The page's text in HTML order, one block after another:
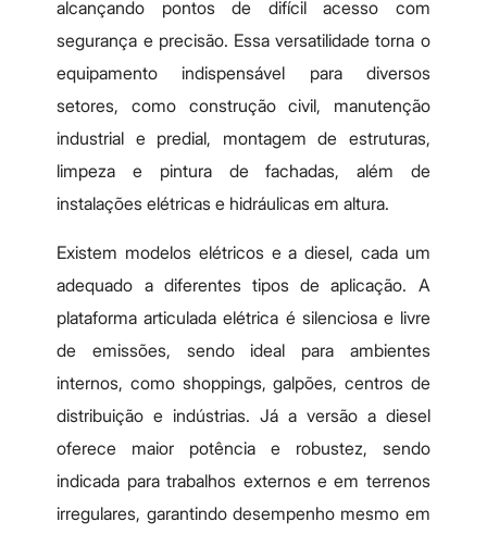
alcançando pontos de difícil acesso com
segurança e precisão. Essa versatilidade torna o
equipamento indispensável para diversos
setores, como construção civil, manutenção
industrial e predial, montagem de estruturas,
limpeza e pintura de fachadas, além de
instalações elétricas e hidráulicas em altura.
Existem modelos elétricos e a diesel, cada um
adequado a diferentes tipos de aplicação. A
plataforma articulada elétrica é silenciosa e livre
de emissões, sendo ideal para ambientes
internos, como shoppings, galpões, centros de
distribuição e indústrias. Já a versão a diesel
oferece maior potência e robustez, sendo
indicada para trabalhos externos e em terrenos
irregulares, garantindo desempenho mesmo em